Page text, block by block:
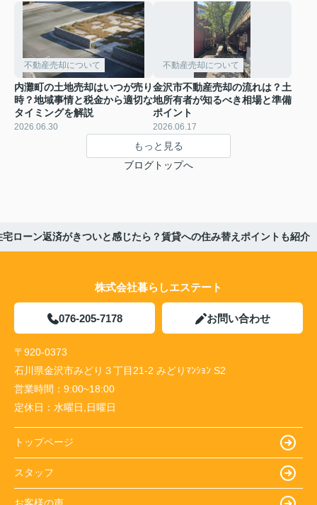
不動産売却について
内灘町の土地売却はいつが売り
時？地域事情と税金から適切な
タイミングを解説
2026.06.30
不動産売却について
金沢市不動産売却の流れは？土
地所有者が知るべき相場と準備
ポイント
2026.06.17
もっと見る
ブログトップへ
宅ローン返済がきついと感じたら？賃貸への住み替えポイントも紹介
株式会社暮らしエステート
076-205-7178 お問い合わせ
〒920-0373
石川県金沢市みどり３丁目21-2 みどりﾏﾝｼｮﾝ S2
営業時間： 9:00~18:00
定休日： 水曜日,日曜日
トップページ
スタッフ